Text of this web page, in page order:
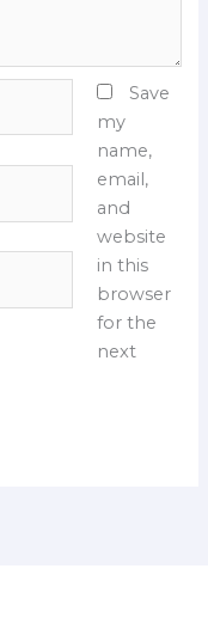
Save
my
name,
email,
and
website
in this
browser
for the
next